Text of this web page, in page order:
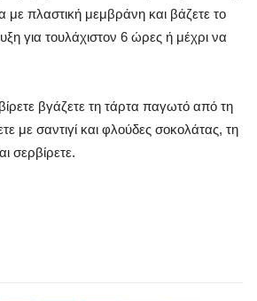
με πλαστική μεμβράνη και βάζετε το
για τουλάχιστον 6 ώρες ή μέχρι να
βγάζετε τη τάρτα παγωτό από τη
με σαντιγί και φλούδες σοκολάτας, τη
σερβίρετε.